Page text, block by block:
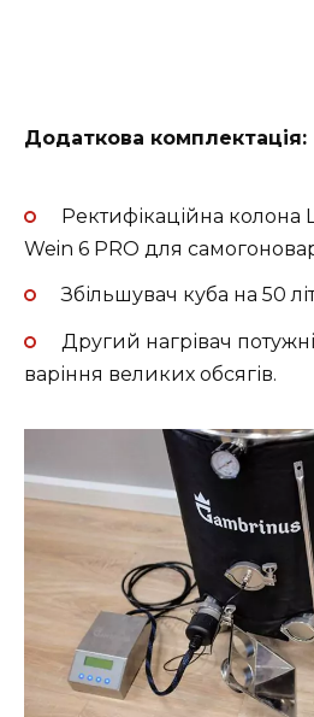
Додаткова комплектація:
Ректифікаційна колона
Wein 6 PRO для
Збільшувач куба на 50
Другий нагрівач
варіння великих обсягів.